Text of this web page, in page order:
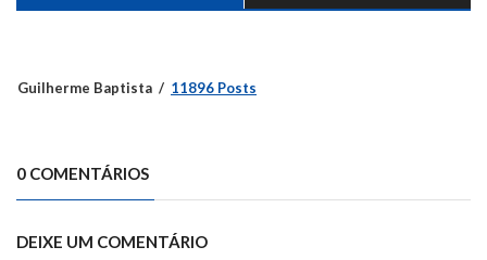
Guilherme Baptista 11896 Posts
0 COMENTÁRIOS
DEIXE UM COMENTÁRIO